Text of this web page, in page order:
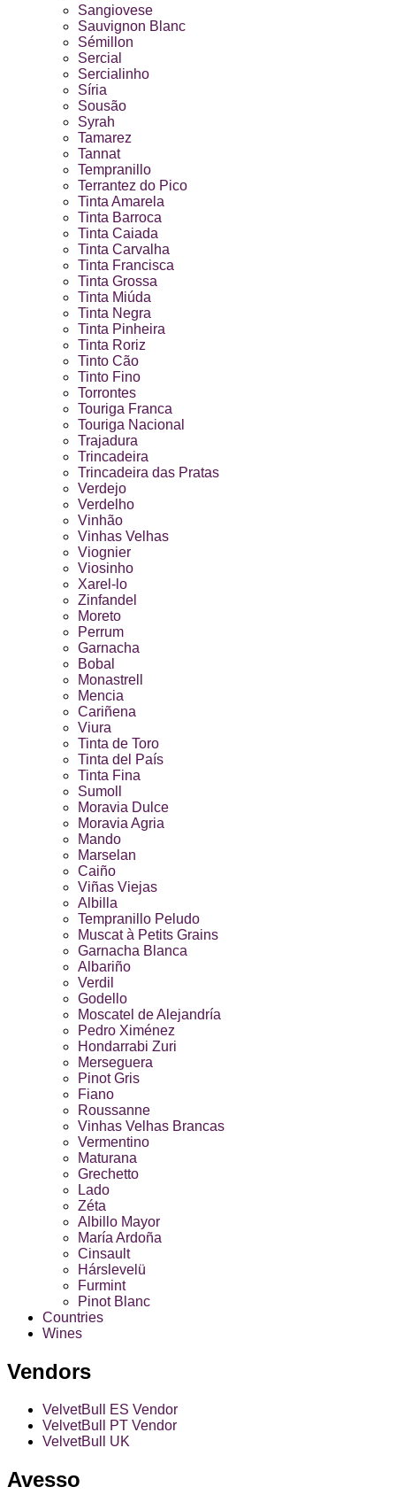
Sangiovese
Sauvignon Blanc
Sémillon
Sercial
Sercialinho
Síria
Sousão
Syrah
Tamarez
Tannat
Tempranillo
Terrantez do Pico
Tinta Amarela
Tinta Barroca
Tinta Caiada
Tinta Carvalha
Tinta Francisca
Tinta Grossa
Tinta Miúda
Tinta Negra
Tinta Pinheira
Tinta Roriz
Tinto Cão
Tinto Fino
Torrontes
Touriga Franca
Touriga Nacional
Trajadura
Trincadeira
Trincadeira das Pratas
Verdejo
Verdelho
Vinhão
Vinhas Velhas
Viognier
Viosinho
Xarel-lo
Zinfandel
Moreto
Perrum
Garnacha
Bobal
Monastrell
Mencia
Cariñena
Viura
Tinta de Toro
Tinta del País
Tinta Fina
Sumoll
Moravia Dulce
Moravia Agria
Mando
Marselan
Caiño
Viñas Viejas
Albilla
Tempranillo Peludo
Muscat à Petits Grains
Garnacha Blanca
Albariño
Verdil
Godello
Moscatel de Alejandría
Pedro Ximénez
Hondarrabi Zuri
Merseguera
Pinot Gris
Fiano
Roussanne
Vinhas Velhas Brancas
Vermentino
Maturana
Grechetto
Lado
Zéta
Albillo Mayor
María Ardoña
Cinsault
Hárslevelü
Furmint
Pinot Blanc
Countries
Wines
Vendors
VelvetBull ES Vendor
VelvetBull PT Vendor
VelvetBull UK
Avesso